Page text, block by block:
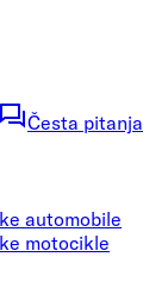
Česta pitanja
automobile
motocikle